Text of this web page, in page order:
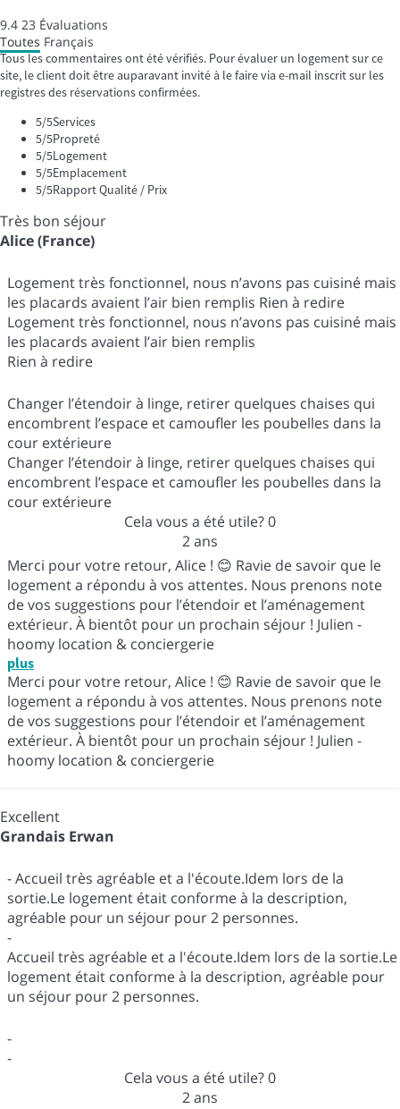
9.4 23 Évaluations
Toutes Français
Tous les commentaires ont été vérifiés. Pour évaluer un logement sur ce
site, le client doit être auparavant invité à le faire via e-mail inscrit sur les
registres des réservations confirmées.
5/5Services
5/5Propreté
5/5Logement
5/5Emplacement
5/5Rapport Qualité / Prix
Très bon séjour
Alice (France)
Logement très fonctionnel, nous n’avons pas cuisiné mais
les placards avaient l’air bien remplis Rien à redire
Logement très fonctionnel, nous n’avons pas cuisiné mais
les placards avaient l’air bien remplis
Rien à redire
Changer l’étendoir à linge, retirer quelques chaises qui
encombrent l’espace et camoufler les poubelles dans la
cour extérieure
Changer l’étendoir à linge, retirer quelques chaises qui
encombrent l’espace et camoufler les poubelles dans la
cour extérieure
Cela vous a été utile?0
2 ans
Merci pour votre retour, Alice ! 😊 Ravie de savoir que le
logement a répondu à vos attentes. Nous prenons note
de vos suggestions pour l’étendoir et l’aménagement
extérieur. À bientôt pour un prochain séjour ! Julien -
hoomy location & conciergerie
plus
Merci pour votre retour, Alice ! 😊 Ravie de savoir que le
logement a répondu à vos attentes. Nous prenons note
de vos suggestions pour l’étendoir et l’aménagement
extérieur. À bientôt pour un prochain séjour ! Julien -
hoomy location & conciergerie
Excellent
Grandais Erwan
- Accueil très agréable et a l'écoute.Idem lors de la
sortie.Le logement était conforme à la description,
agréable pour un séjour pour 2 personnes.
-
Accueil très agréable et a l'écoute.Idem lors de la sortie.Le
logement était conforme à la description, agréable pour
un séjour pour 2 personnes.
-
-
Cela vous a été utile?0
2 ans